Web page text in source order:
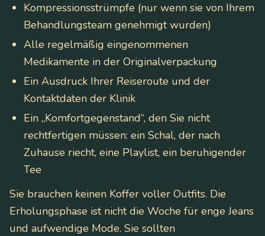
Kompressionsstrümpfe (nur wenn sie von Ihrem
Behandlungsteam genehmigt wurden)
Alle regelmäßig eingenommenen
Medikamente in der Originalverpackung
Ein Ausdruck Ihrer Reiseroute und der
Kontaktdaten der Klinik
Ein „Komfortgegenstand“, den Sie nicht
rechtfertigen müssen: ein Schal, der nach
Zuhause riecht, eine Playlist, ein beruhigender
Tee
Sie brauchen keinen Koffer voller Outfits. Die
Erholungsphase ist nicht die Woche für enge Jeans
und aufwendige Mode. Sie sollten